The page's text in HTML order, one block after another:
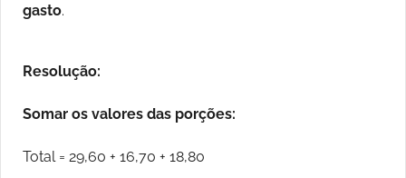
gasto.
Resolução:
Somar os valores das porções:
Total = 29,60 + 16,70 + 18,80